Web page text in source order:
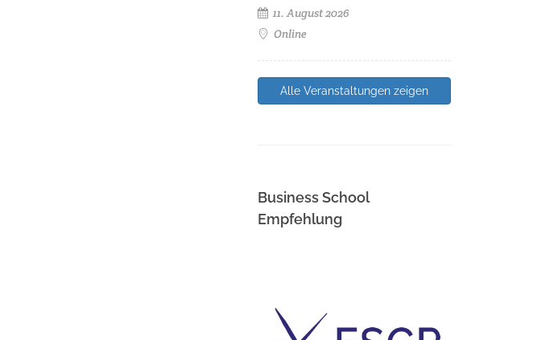
11. August 2026
Online
Alle Veranstaltungen zeigen
Business School
Empfehlung